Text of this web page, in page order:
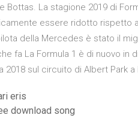
Bottas. La stagione 2019 di
essere ridotto rispetto
della Mercedes è stato il
fa La Formula 1 è di nuovo
2018 sul circuito di Albert Park
eris
download song